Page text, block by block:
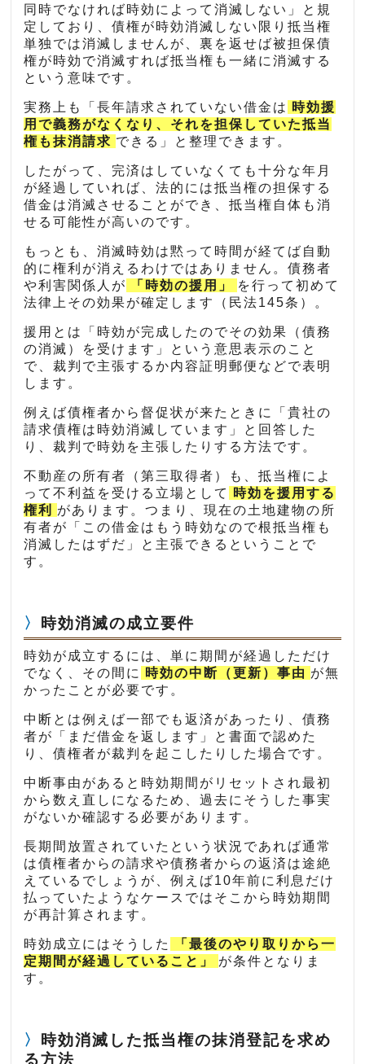
同時でなければ時効によって消滅しない」と規
定しており、債権が時効消滅しない限り抵当権
単独では消滅しませんが、裏を返せば被担保債
権が時効で消滅すれば抵当権も一緒に消滅する
という意味です。
実務上も「長年請求されていない借金は 時効援
用で義務がなくなり、それを担保していた抵当
権も抹消請求 できる」と整理できます。
したがって、完済はしていなくても十分な年月
が経過していれば、法的には抵当権の担保する
借金は消滅させることができ、抵当権自体も消
せる可能性が高いのです。
もっとも、消滅時効は黙って時間が経てば自動
的に権利が消えるわけではありません。債務者
や利害関係人が
「時効の援用」
を行って初めて
法律上その効果が確定します（民法145条）。
援用とは「時効が完成したのでその効果（債務
の消滅）を受けます」という意思表示のこと
で、裁判で主張するか内容証明郵便などで表明
します。
例えば債権者から督促状が来たときに「貴社の
請求債権は時効消滅しています」と回答した
り、裁判で時効を主張したりする方法です。
不動産の所有者（第三取得者）も、抵当権によ
って不利益を受ける立場として
時効を援用する
権利
があります。つまり、現在の土地建物の所
有者が「この借金はもう時効なので根抵当権も
消滅したはずだ」と主張できるということで
す。
時効消滅の成立要件
時効が成立するには、単に期間が経過しただけ
でなく、その間に
時効の中断（更新）事由 が無
かったことが必要です。
中断とは例えば一部でも返済があったり、債務
者が「まだ借金を返します」と書面で認めた
り、債権者が裁判を起こしたりした場合です。
中断事由があると時効期間がリセットされ最初
から数え直しになるため、過去にそうした事実
がないか確認する必要があります。
長期間放置されていたという状況であれば通常
は債権者からの請求や債務者からの返済は途絶
えているでしょうが、例えば10年前に利息だけ
払っていたようなケースではそこから時効期間
が再計算されます。
時効成立にはそうした
「最後のやり取りから一
定期間が経過していること」
が条件となりま
す。
時効消滅した抵当権の抹消登記を求め
る方法